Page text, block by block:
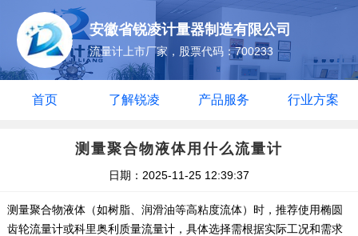
安徽省锐凌计量器制造有限公司
流量计上市厂家，股票代码：700233
首页 了解锐凌 产品服务 行业方案
测量聚合物液体用什么流量计
日期：2025-11-25 12:39:37
测量聚合物液体（如树脂、润滑油等高粘度流体）时，推荐使用椭圆
齿轮流量计或科里奥利质量流量计，具体选择需根据实际工况和需求